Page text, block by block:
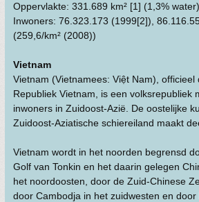
Oppervlakte: 331.689 km² [1] (1,3% water)
Inwoners: 76.323.173 (1999[2]),
(259,6/km² (2008))
Vietnam
Vietnam (Vietnamees: Việt Nam), officieel
Republiek Vietnam, is een volksrepubliek
inwoners in Zuidoost-Azië. De oostelijke
Zuidoost-Aziatische schiereiland maakt
Vietnam wordt in het noorden begrensd
Golf van Tonkin en het daarin gelegen
het noordoosten, door de Zuid-Chinese
door Cambodja in het zuidwesten en